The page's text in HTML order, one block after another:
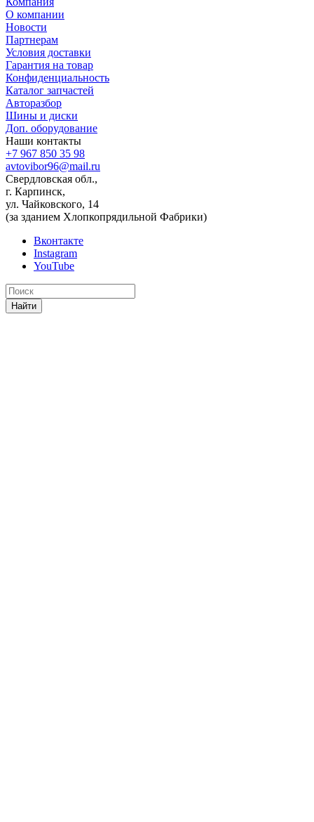
О компании
Новости
Партнерам
Условия доставки
Гарантия на товар
Конфиденциальность
Каталог запчастей
Авторазбор
Шины и диски
Доп. оборудование
Наши контакты
+7 967 850 35 98
avtovibor96@mail.ru
Свердловская обл.,
г. Карпинск,
ул. Чайковского, 14
(за зданием Хлопкопрядильной Фабрики)
Вконтакте
Instagram
YouTube
Найти